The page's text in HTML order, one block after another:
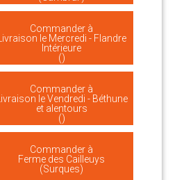
Commander à
Livraison le Mercredi - Flandre
Intérieure
()
Commander à
Livraison le Vendredi - Béthune
et alentours
()
Commander à
Ferme des Cailleuys
(Surques)